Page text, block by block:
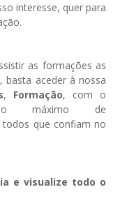
interesse, quer para
as formações as
basta aceder à nossa
, Formação, com o
o máximo de
que confiam no
e visualize todo o